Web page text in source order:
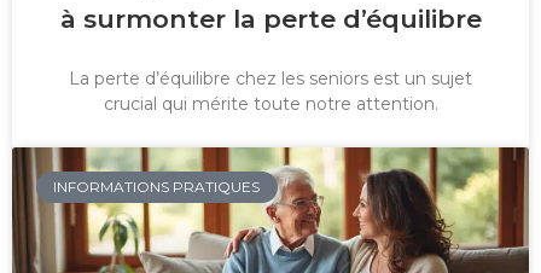
à surmonter la perte d’équilibre
La perte d’équilibre chez les seniors est un sujet
crucial qui mérite toute notre attention.
INFORMATIONS PRATIQUES